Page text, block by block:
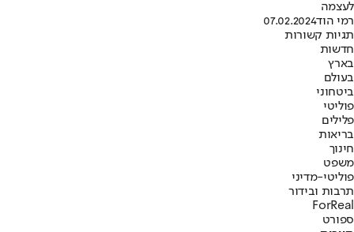
לעצמה
רמי הוד07.02.2024
תגיות קשורות
חדשות
בארץ
בעולם
ביטחוני
פוליטי
פלילים
בריאות
חינוך
משפט
פוליטי-מדיני
תרבות ובידור
ForReal
ספורט